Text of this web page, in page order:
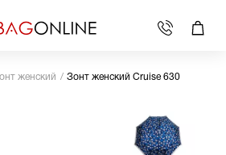
женский Зонт женский Cruise 630